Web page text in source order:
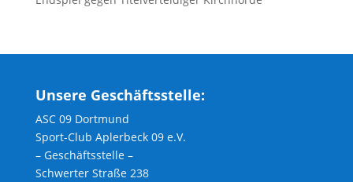
Unsere Geschäftsstelle:
ASC 09 Dortmund
Sport-Club Aplerbeck 09 e.V.
– Geschäftsstelle –
Schwerter Straße 238